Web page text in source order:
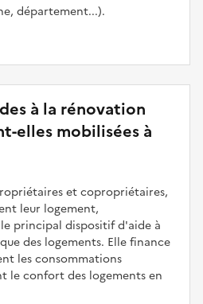
département...).
à la rénovation
elles mobilisées à
et copropriétaires,
leur logement,
principal dispositif d'aide à
des logements. Elle finance
les consommations
le confort des logements en